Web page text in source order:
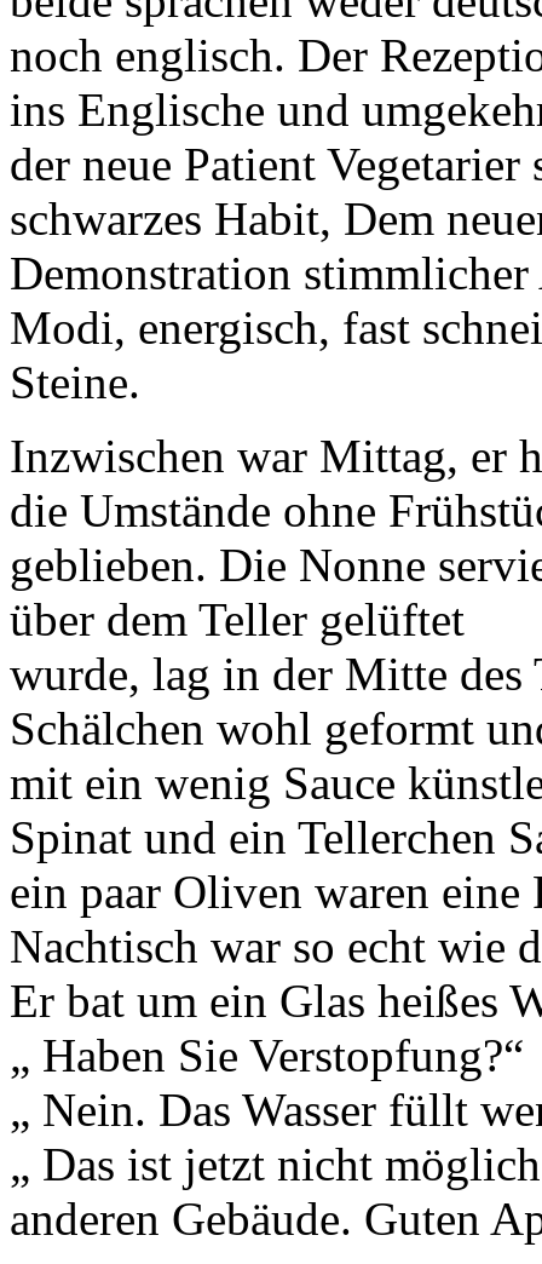
noch englisch. Der
ins Englische und
der neue Patient
schwarzes Habit, Dem
Demonstration stimmlicher
Modi, energisch, fast
Steine.
Inzwischen war Mittag, er
die Umstände ohne
geblieben. Die Nonne
über dem Teller gelüftet
wurde, lag in der Mitte des
Schälchen wohl geformt
mit ein wenig Sauce
Spinat und ein Tellerchen
ein paar Oliven waren
Nachtisch war so echt wie
Er bat um ein Glas heißes
„ Haben Sie Verstopfung?“
„ Nein. Das Wasser füllt
„ Das ist jetzt nicht
anderen Gebäude. Guten